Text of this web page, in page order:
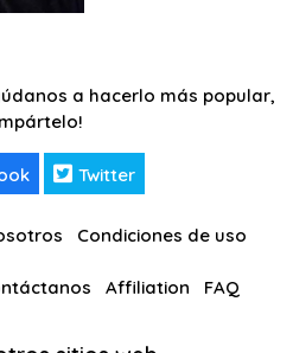
a hacerlo más popular,
Twitter
Condiciones de uso
Affiliation FAQ